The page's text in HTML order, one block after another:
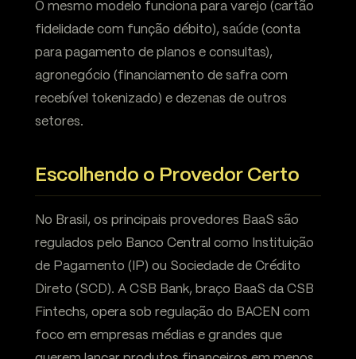
O mesmo modelo funciona para varejo (cartão
fidelidade com função débito), saúde (conta
para pagamento de planos e consultas),
agronegócio (financiamento de safra com
recebível tokenizado) e dezenas de outros
setores.
Escolhendo o Provedor Certo
No Brasil, os principais provedores BaaS são
regulados pelo Banco Central como Instituição
de Pagamento (IP) ou Sociedade de Crédito
Direto (SCD). A CSB Bank, braço BaaS da CSB
Fintechs, opera sob regulação do BACEN com
foco em empresas médias e grandes que